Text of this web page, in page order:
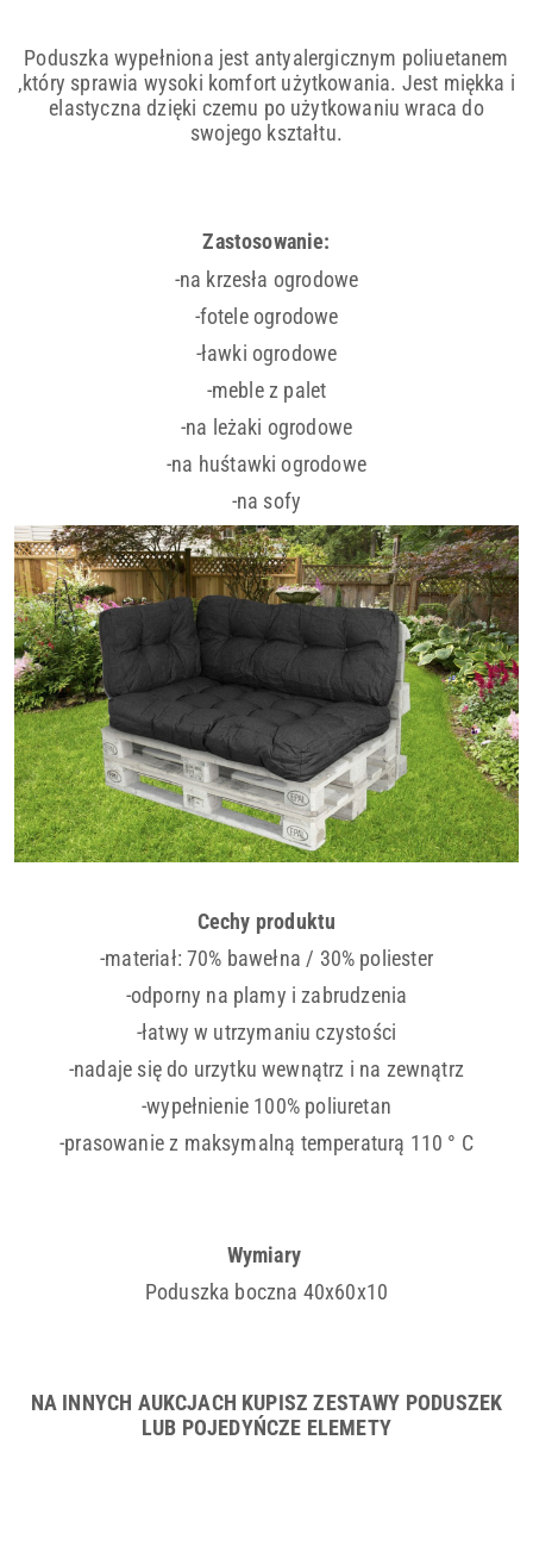
Poduszka wypełniona jest antyalergicznym poliuetanem
,który sprawia wysoki komfort użytkowania. Jest miękka i
elastycznadzięki czemu po użytkowaniu wraca do
swojego kształtu.
Zastosowanie:
-na krzesła ogrodowe
-fotele ogrodowe
-ławki ogrodowe
-meble z palet
-na leżaki ogrodowe
-na huśtawki ogrodowe
-na sofy
Cechy produktu
-materiał: 70% bawełna / 30% poliester
-odporny na plamy i zabrudzenia
-łatwy w utrzymaniu czystości
-nadaje się do urzytku wewnątrz i na zewnątrz
-wypełnienie 100% poliuretan
-prasowanie z maksymalną temperaturą 110 ° C
Wymiary
Poduszka boczna 40x60x10
NA INNYCH AUKCJACH KUPISZ ZESTAWY PODUSZEK
LUB POJEDYŃCZE ELEMETY